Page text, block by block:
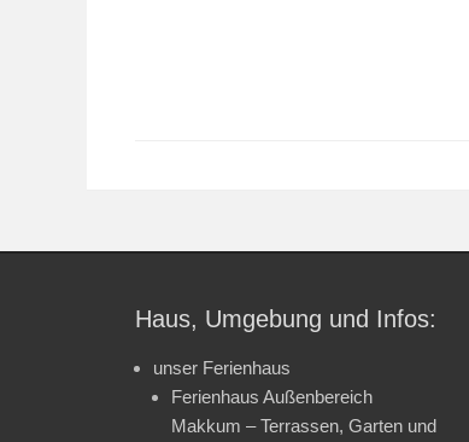
Haus, Umgebung und Infos:
unser Ferienhaus
Ferienhaus Außenbereich
Makkum – Terrassen, Garten und